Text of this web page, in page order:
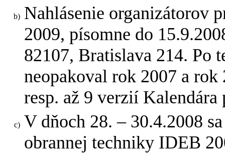
Nahlásenie organizátorov
2009, písomne do
82107, Bratislava 214. Po
neopakoval rok 2007 a
resp. až 9 verzií Kalendára
V dňoch 28. – 30.4.2008
obrannej techniky IDEB